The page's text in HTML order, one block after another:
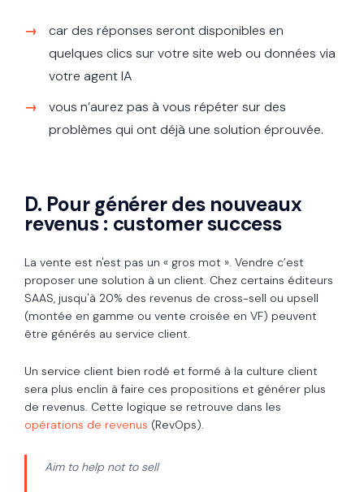
car des réponses seront disponibles en
quelques clics sur votre site web ou données via
votre agent IA
vous n’aurez pas à vous répéter sur des
problèmes qui ont déjà une solution éprouvée.
D. Pour générer des nouveaux
revenus : customer success
La vente est n'est pas un « gros mot ». Vendre c’est
proposer une solution à un client. Chez certains éditeurs
SAAS, jusqu'à 20% des revenus de cross-sell ou upsell
(montée en gamme ou vente croisée en VF) peuvent
être générés au service client.
Un service client bien rodé et formé à la culture client
sera plus enclin à faire ces propositions et générer plus
de revenus. Cette logique se retrouve dans les
opérations de revenus (RevOps).
Aim to help not to sell